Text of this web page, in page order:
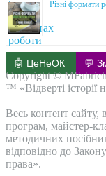
Різні формати
🤖 ЦеНеОК 💬
Copyright ©
™ «Відверті історії
Весь контент сайту,
програм, майстер-
методичних
відповідно до
права».